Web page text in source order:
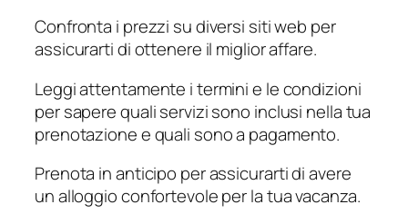
Confronta i prezzi su diversi siti web per
assicurarti di ottenere il miglior affare.
Leggi attentamente i termini e le condizioni
per sapere quali servizi sono inclusi nella tua
prenotazione e quali sono a pagamento.
Prenota in anticipo per assicurarti di avere
un alloggio confortevole per la tua vacanza.